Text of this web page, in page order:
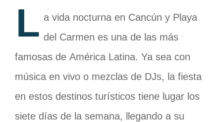
L a vida nocturna en Cancún y Playa
del Carmen es una de las más
famosas de América Latina. Ya sea con
música en vivo o mezclas de DJs, la fiesta
en estos destinos turísticos tiene lugar los
siete días de la semana, llegando a su